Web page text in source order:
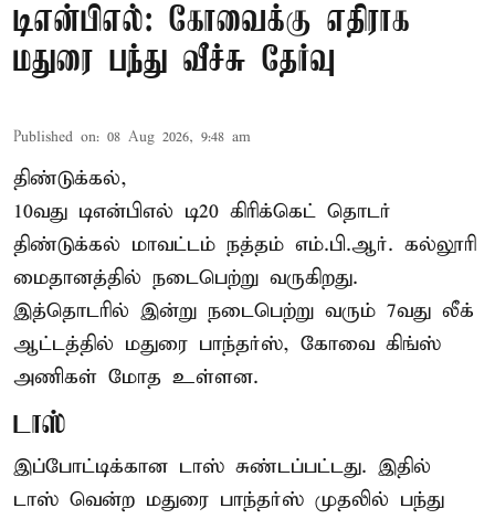
டிஎன்பிஎல்: கோவைக்கு எதிராக
மதுரை பந்து வீச்சு தேர்வு
Published on: 08 Aug 2026, 9:48 am
திண்டுக்கல்,
10வது டிஎன்பிஎல் டி20 கிரிக்கெட் தொடர்
திண்டுக்கல் மாவட்டம் நத்தம் எம்.பி.ஆர். கல்லூரி
மைதானத்தில் நடைபெற்று வருகிறது.
இத்தொடரில் இன்று நடைபெற்று வரும் 7வது லீக்
ஆட்டத்தில் மதுரை பாந்தர்ஸ், கோவை கிங்ஸ்
அணிகள் மோத உள்ளன.
டாஸ்
இப்போட்டிக்கான டாஸ் சுண்டப்பட்டது. இதில்
டாஸ் வென்ற மதுரை பாந்தர்ஸ் முதலில் பந்து